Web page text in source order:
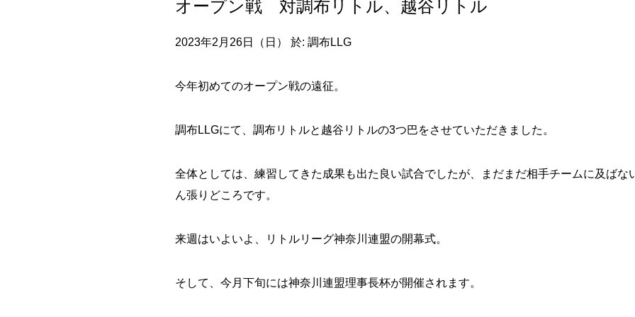
オープン戦 対調布リトル、越谷リトル
2023年2月26日（日） 於: 調布LLG
今年初めてのオープン戦の遠征。
調布LLGにて、調布リトルと越谷リトルの3つ巴をさせていただきました。
全体としては、練習してきた成果も出た良い試合でしたが、まだまだ相手チームに及ばな
ん張りどころです。
来週はいよいよ、リトルリーグ神奈川連盟の開幕式。
そして、今月下旬には神奈川連盟理事長杯が開催されます。